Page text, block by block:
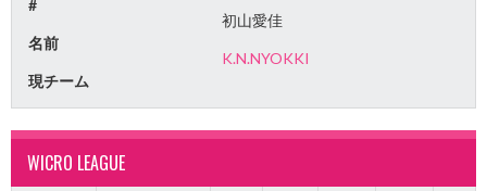
#
名前
初山愛佳
現チーム
K.N.NYOKKI
WICRO LEAGUE